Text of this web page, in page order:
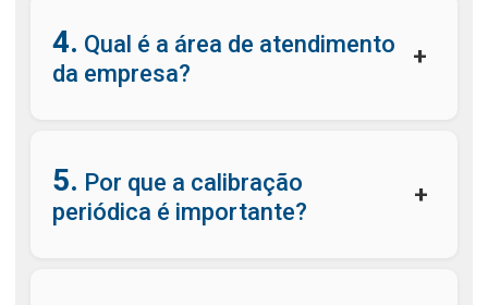
4. Qual é a área de atendimento
da empresa?
+
5. Por que a calibração
periódica é importante?
+